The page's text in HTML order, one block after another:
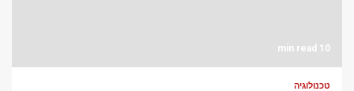
10 min read
טכנולוגיה